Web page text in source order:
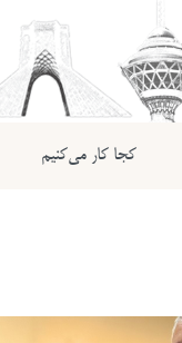
کجا کار می‌کنیم